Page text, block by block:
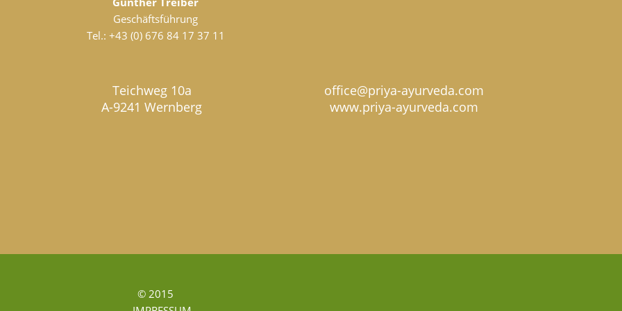
Geschäftsführung
Tel.: +43 (0) 676 84 17 37 11
Teichweg 10a
A-9241 Wernberg
office@priya-ayurveda.com
www.priya-ayurveda.com
© 2015